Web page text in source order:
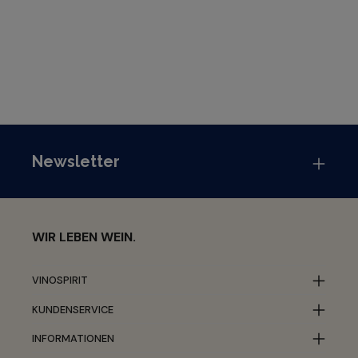
Newsletter
WIR LEBEN WEIN.
VINOSPIRIT
KUNDENSERVICE
INFORMATIONEN